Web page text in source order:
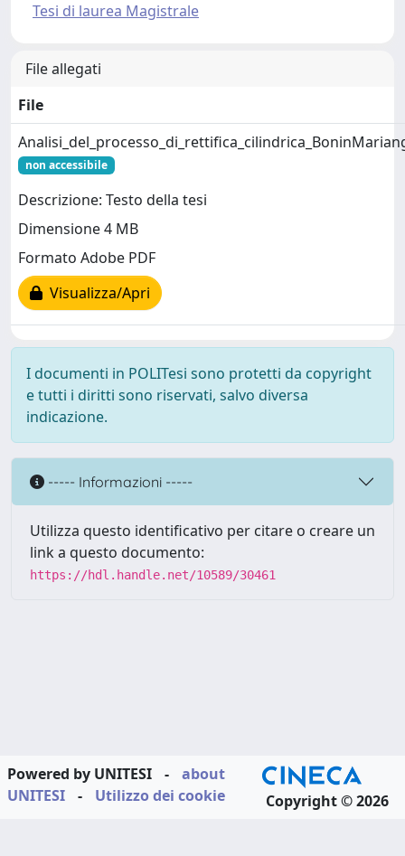
Tesi di laurea Magistrale
File allegati
File
non accessibile
Descrizione: Testo della tesi
Dimensione 4 MB
Formato Adobe PDF
Visualizza/Apri
I documenti in POLITesi sono protetti da copyright
e tutti i diritti sono riservati, salvo diversa
indicazione.
----- Informazioni -----
Utilizza questo identificativo per citare o creare un
link a questo documento:
https://hdl.handle.net/10589/30461
Powered by UNITESI -
about
UNITESI
- Utilizzo dei cookie Copyright © 2026